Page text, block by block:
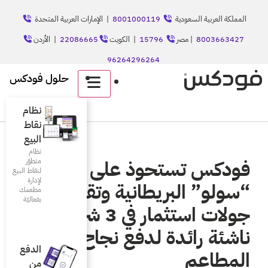
| الإمارات العربية المتحدة
22086665 | الأردن
حلول فودكس
نقاط
لنقاط البيع
مطعمك
بفعاليّة
على شركة
وتقود
جولات استثمار في 3 شركات
نجاح قطاع